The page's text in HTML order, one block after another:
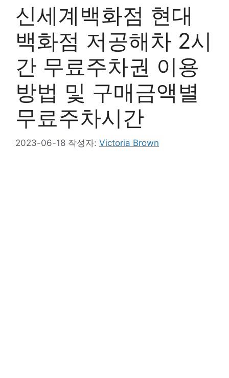
신세계백화점 현대
백화점 저공해차 2시
간 무료주차권 이용
방법 및 구매금액별
무료주차시간
2023-06-18 작성자: Victoria Brown